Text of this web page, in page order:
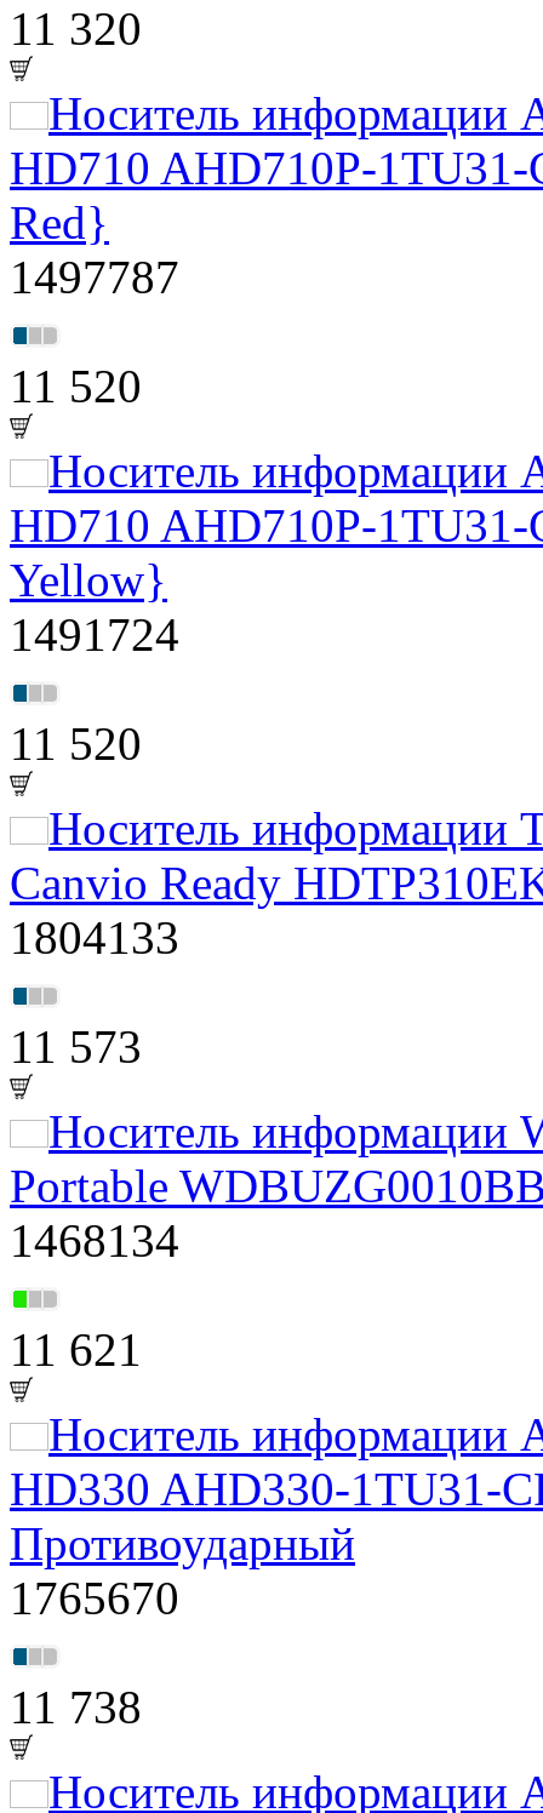
11 320
Носитель информации
HD710 AHD710P-
Red}
1497787
11 520
Носитель информации
HD710 AHD710P-
Yellow}
1491724
11 520
Носитель информации
Canvio Ready
1804133
11 573
Носитель информации
Portable
1468134
11 621
Носитель информации
HD330 AHD330-1TU31-
Противоударный
1765670
11 738
Носитель информации